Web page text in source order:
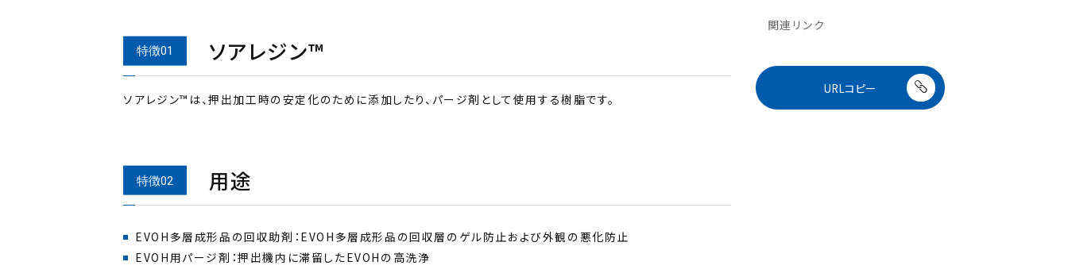
ソアレジン™
ソアレジン™は、押出加工時の安定化のために添加したり、パージ剤として使用する樹脂です。
用途
EVOH用パージ剤：押出機内に滞留したEVOHの高洗浄
関連リンク
URLコピー